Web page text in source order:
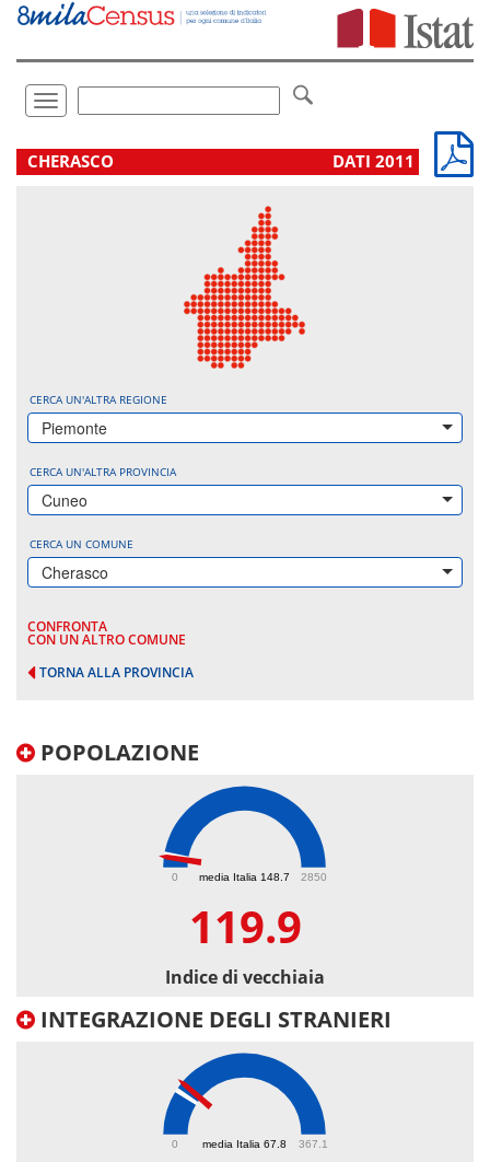
Vai
direttamente
Toggle
navigation
.
CHERASCO DATI 2011
CERCA UN'ALTRA REGIONE
Piemonte
CERCA UN'ALTRA PROVINCIA
Cuneo
CERCA UN COMUNE
Cherasco
CONFRONTA
CON UN ALTRO COMUNE
TORNA ALLA PROVINCIA
POPOLAZIONE
media Italia 148.7
0 2850
119.9
Indice di vecchiaia
INTEGRAZIONE DEGLI STRANIERI
media Italia 67.8
0 367.1